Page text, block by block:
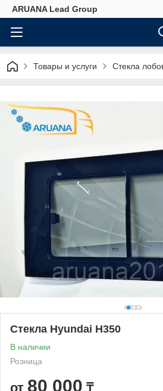
ARUANA Lead Group
Товары и услуги Стекла
Стекла Hyundai H350
В наличии
Розница
от 80 000 ₸